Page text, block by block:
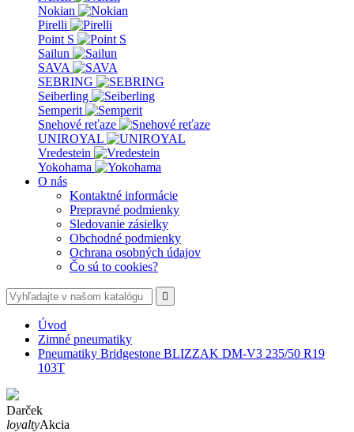
Nokian
Pirelli
Point S
Sailun
SAVA
SEBRING
Seiberling
Semperit
Snehové reťaze
UNIROYAL
Vredestein
Yokohama
O nás
Kontaktné informácie
Prepravné podmienky
Sledovanie zásielky
Obchodné podmienky
Ochrana osobných údajov
Čo sú to cookies?

Úvod
Zimné pneumatiky
Pneumatiky Bridgestone BLIZZAK DM-V3 235/50 R19
103T
Darček
loyaltyAkcia